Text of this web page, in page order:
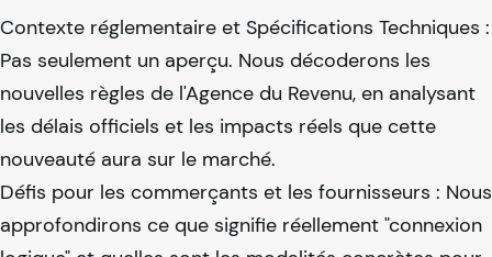
Contexte réglementaire et Spécifications Techniques :
Pas seulement un aperçu. Nous décoderons les
nouvelles règles de l'Agence du Revenu, en analysant
les délais officiels et les impacts réels que cette
nouveauté aura sur le marché.
Défis pour les commerçants et les fournisseurs : Nous
approfondirons ce que signifie réellement "connexion